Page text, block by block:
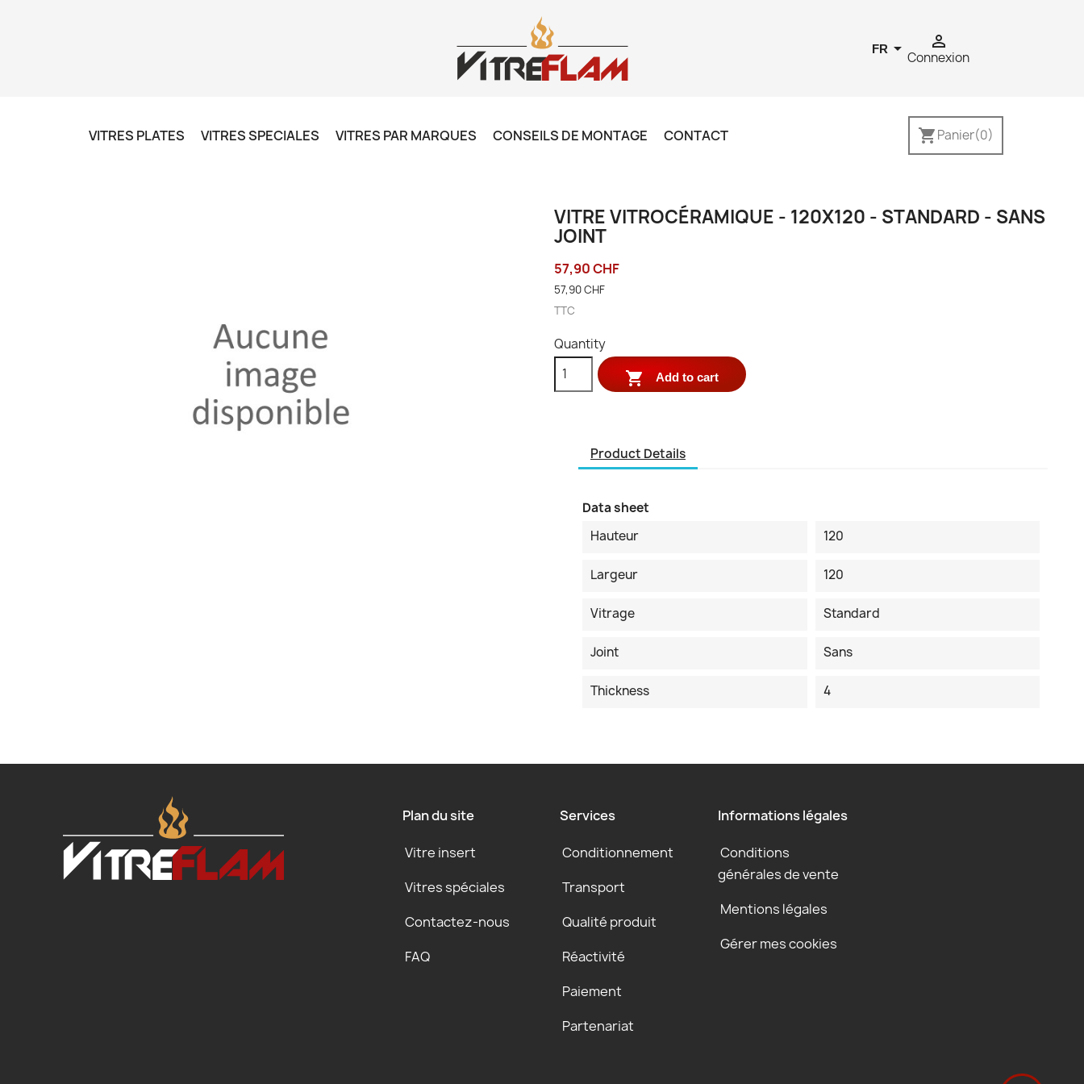
FR  
Connexion
shopping_cartPanier(0)
VITRES PLATES VITRES SPECIALES VITRES PAR MARQUES CONSEILS DE MONTAGE CONTACT
VITRE VITROCÉRAMIQUE - 120X120 - STANDARD - SANS
JOINT
57,90 CHF
57,90 CHF
TTC
Quantity
 Add to cart
Product Details
Data sheet
Hauteur
120
Largeur 120
Vitrage Standard
Joint Sans
Thickness 4
Plan du site
Vitre insert
Vitres spéciales
Contactez-nous
FAQ
Services
Conditionnement
Transport
Qualité produit
Réactivité
Paiement
Partenariat
Informations légales
Conditions
générales de vente
Mentions légales
Gérer mes cookies